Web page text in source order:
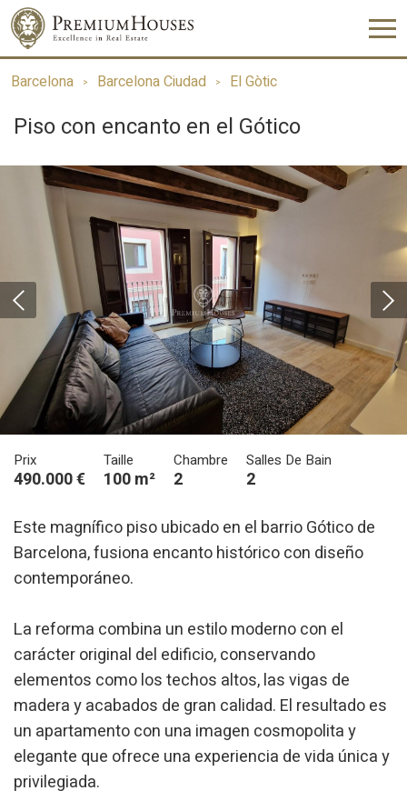
Barcelona Barcelona Ciudad El Gòtic
Piso con encanto en el Gótico
Prix
490.000 €
Taille
100 m²
Chambre
2
Salles De Bain
2
Este magnífico piso ubicado en el barrio Gótico de
Barcelona, fusiona encanto histórico con diseño
contemporáneo.
La reforma combina un estilo moderno con el
carácter original del edificio, conservando
elementos como los techos altos, las vigas de
madera y acabados de gran calidad. El resultado es
un apartamento con una imagen cosmopolita y
elegante que ofrece una experiencia de vida única y
privilegiada.
Modifier les cookies
Technique et Fonctionnel
Toujours actif
Ce site Web utilise ses propres cookies pour collecter des
informations afin d'améliorer nos services. Si vous
continuez à naviguer, vous acceptez leur installation.